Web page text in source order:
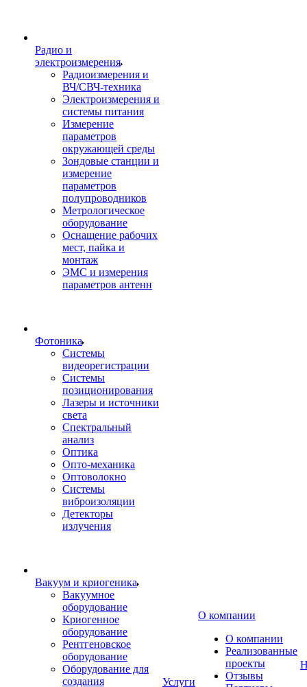
Радио и
электроизмерения
Радиоизмерения и
ВЧ/СВЧ-техника
Электроизмерения и
системы питания
Измерение
параметров
окружающей среды
Зондовые станции и
измерение
параметров
полупроводников
Метрологическое
оборудование
Оснащение рабочих
мест, пайка и
монтаж
ЭМС и измерения
параметров антенн
Фотоника
Cистемы
видеорегистрации
Системы
позиционирования
Лазеры и источники
света
Спектральный
анализ
Оптика
Опто-механика
Оптоволокно
Системы
виброизоляции
Детекторы
излучения
Вакуум и криогеника
Вакуумное
оборудование
Криогенное
оборудование
Рентгеновское
оборудование
Оборудование для
создания
Услуги
О компании
О компании
Реализованные
проекты
Отзывы